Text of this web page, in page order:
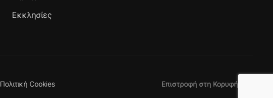
Εκκλησίες
Πολιτική Cookies Επιστροφή στη Κορυφή